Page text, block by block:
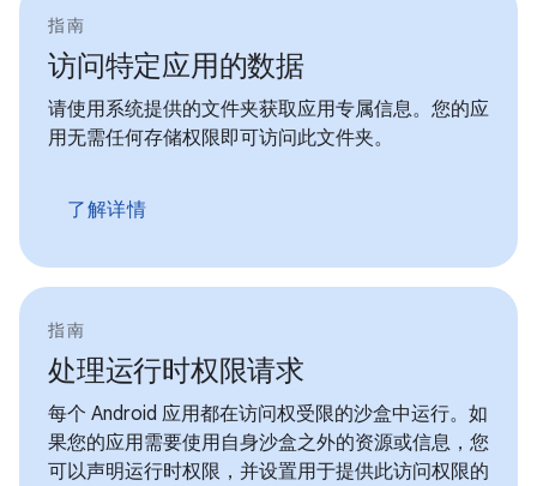
指南
访问特定应用的数据
请使用系统提供的文件夹获取应用专属信息。您的应
用无需任何存储权限即可访问此文件夹。
了解详情
指南
处理运行时权限请求
每个 Android 应用都在访问权受限的沙盒中运行。如
果您的应用需要使用自身沙盒之外的资源或信息，您
可以声明运行时权限，并设置用于提供此访问权限的